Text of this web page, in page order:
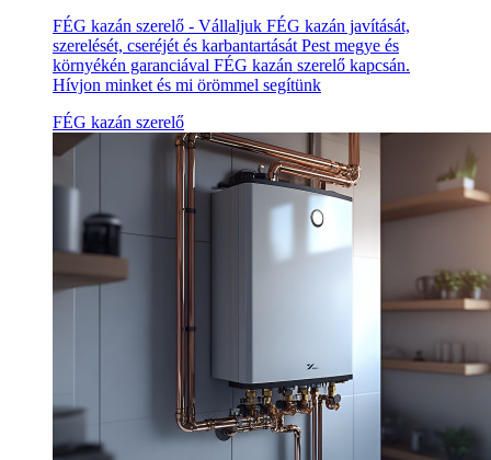
FÉG kazán szerelő - Vállaljuk FÉG kazán javítását,
szerelését, cseréjét és karbantartását Pest megye és
környékén garanciával FÉG kazán szerelő kapcsán.
Hívjon minket és mi örömmel segítünk
FÉG kazán szerelő